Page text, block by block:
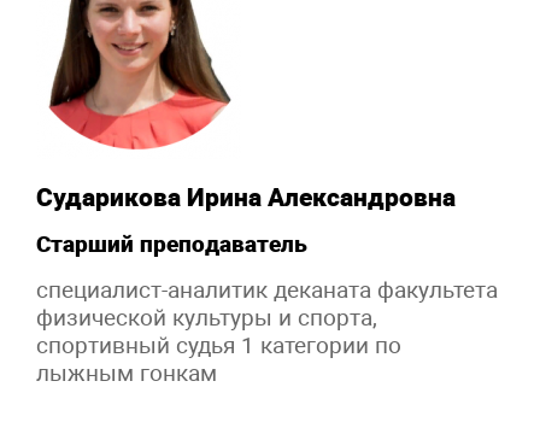
Сударикова Ирина Александровна
Старший преподаватель
специалист-аналитик деканата факультета
физической культуры и спорта,
спортивный судья 1 категории по
лыжным гонкам